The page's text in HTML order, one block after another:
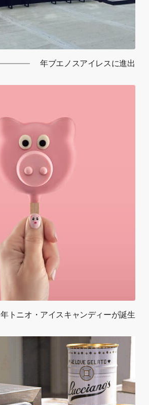
年ブエノスアイレスに進出
年トニオ・アイスキャンディーが誕生